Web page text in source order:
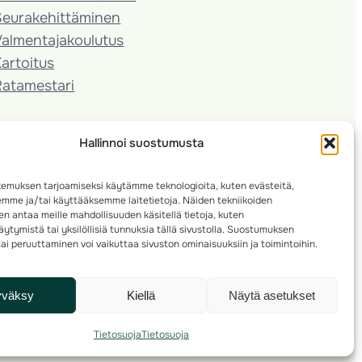
Hallinnoi suostumusta
tarjoamiseksi käytämme teknologioita, kuten evästeitä,
ja/tai käyttääksemme laitetietoja. Näiden tekniikoiden
antaa meille mahdollisuuden käsitellä tietoja, kuten
tai yksilöllisiä tunnuksia tällä sivustolla. Suostumuksen
peruuttaminen voi vaikuttaa sivuston ominaisuuksiin ja toimintoihin.
Kiellä Näytä asetukset
TietosuojaTietosuoja